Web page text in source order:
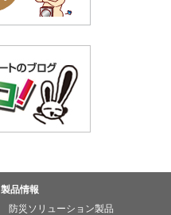
製品情報
防災ソリューション製品